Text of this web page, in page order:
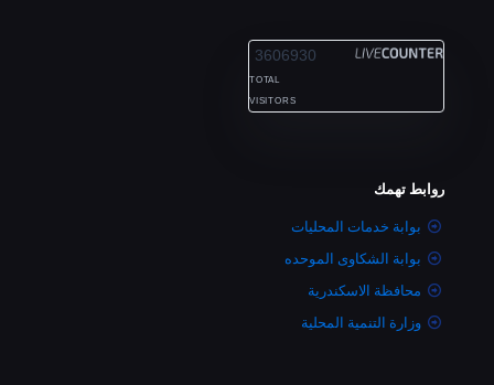
3606930
TOTAL
VISITORS
روابط تهمك
بوابة خدمات المحليات
بوابة الشكاوى الموحده
محافظة الاسكندرية
وزارة التنمية المحلية